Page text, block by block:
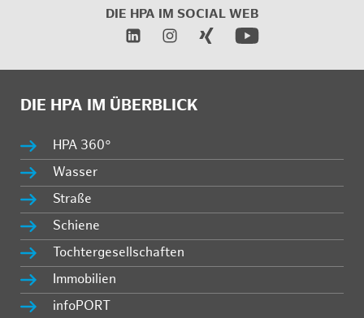
DIE HPA IM SOCIAL WEB
DIE HPA IM ÜBERBLICK
HPA 360°
Wasser
Straße
Schiene
Tochtergesellschaften
Immobilien
infoPORT